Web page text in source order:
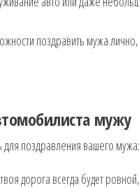
поздравить мужа
мужу
поздравления вашего мужа:
дорога всегда будет